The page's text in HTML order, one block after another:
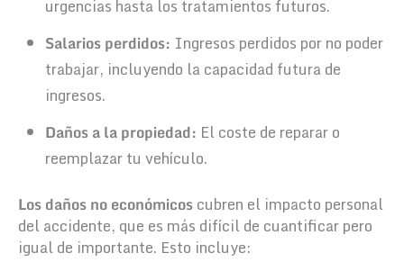
urgencias hasta los tratamientos futuros.
Salarios perdidos: Ingresos perdidos por no poder
trabajar, incluyendo la capacidad futura de
ingresos.
Daños a la propiedad: El coste de reparar o
reemplazar tu vehículo.
Los daños no económicoscubren el impacto personal
del accidente, que es más difícil de cuantificar pero
igual de importante. Esto incluye: